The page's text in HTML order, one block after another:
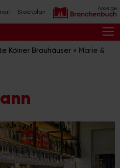
Stadtplan
Kölner Brauhäuser » Marie &